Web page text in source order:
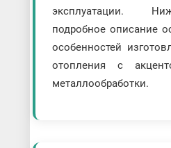
эксплуатации.
подробное описание
особенностей
отопления с
металлообработки.